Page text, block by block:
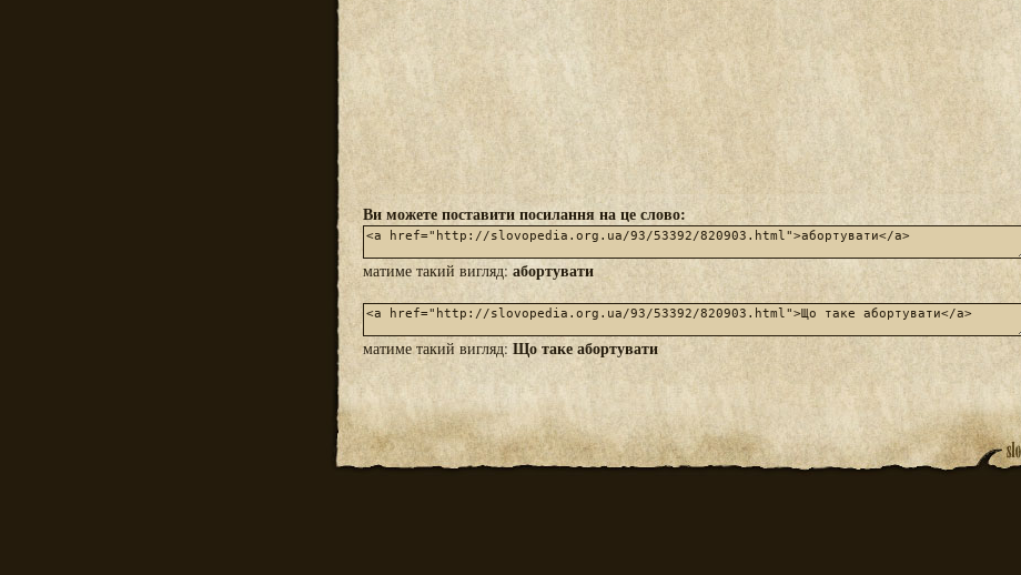
Ви можете поставити посилання на це слово:
матиме такий вигляд:абортувати
матиме такий вигляд: Що таке абортувати